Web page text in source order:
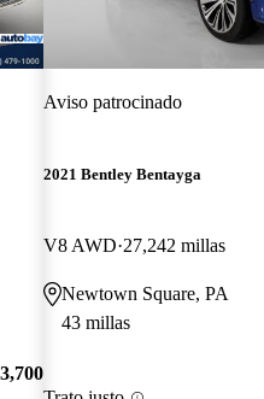
Aviso patrocinado
2021 Bentley Bentayga
V8 AWD 27,242 millas
Newtown Square, PA
43 millas